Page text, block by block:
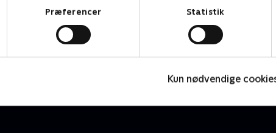
Præferencer Statistik
Kun nødvendige